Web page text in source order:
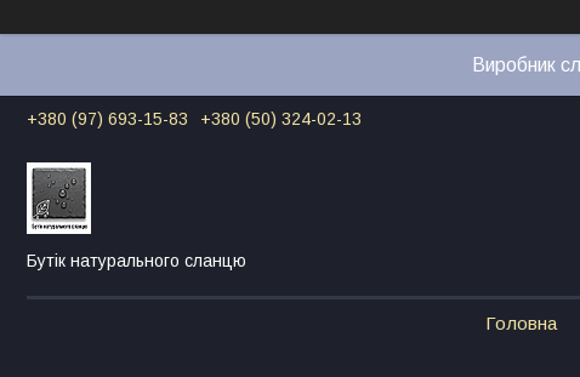
Виробник
+380 (97) 693-15-83 +380 (50) 324-02-13
Бутік натурального сланцю
Головна